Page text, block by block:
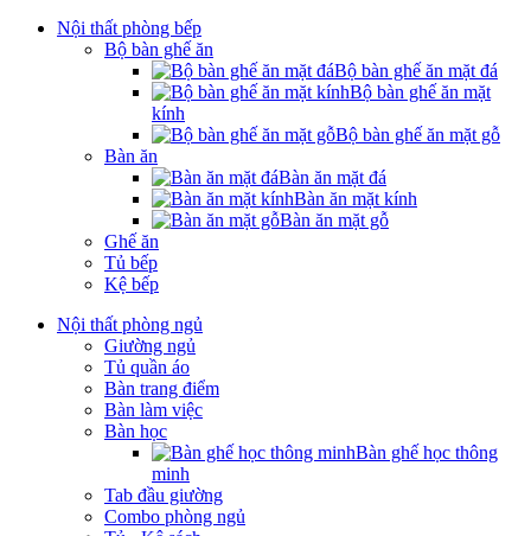
Nội thất phòng bếp
Bộ bàn ghế ăn
Bộ bàn ghế ăn mặt đá
Bộ bàn ghế ăn mặt
kính
Bộ bàn ghế ăn mặt gỗ
Bàn ăn
Bàn ăn mặt đá
Bàn ăn mặt kính
Bàn ăn mặt gỗ
Ghế ăn
Tủ bếp
Kệ bếp
Nội thất phòng ngủ
Giường ngủ
Tủ quần áo
Bàn trang điểm
Bàn làm việc
Bàn học
Bàn ghế học thông
minh
Tab đầu giường
Combo phòng ngủ